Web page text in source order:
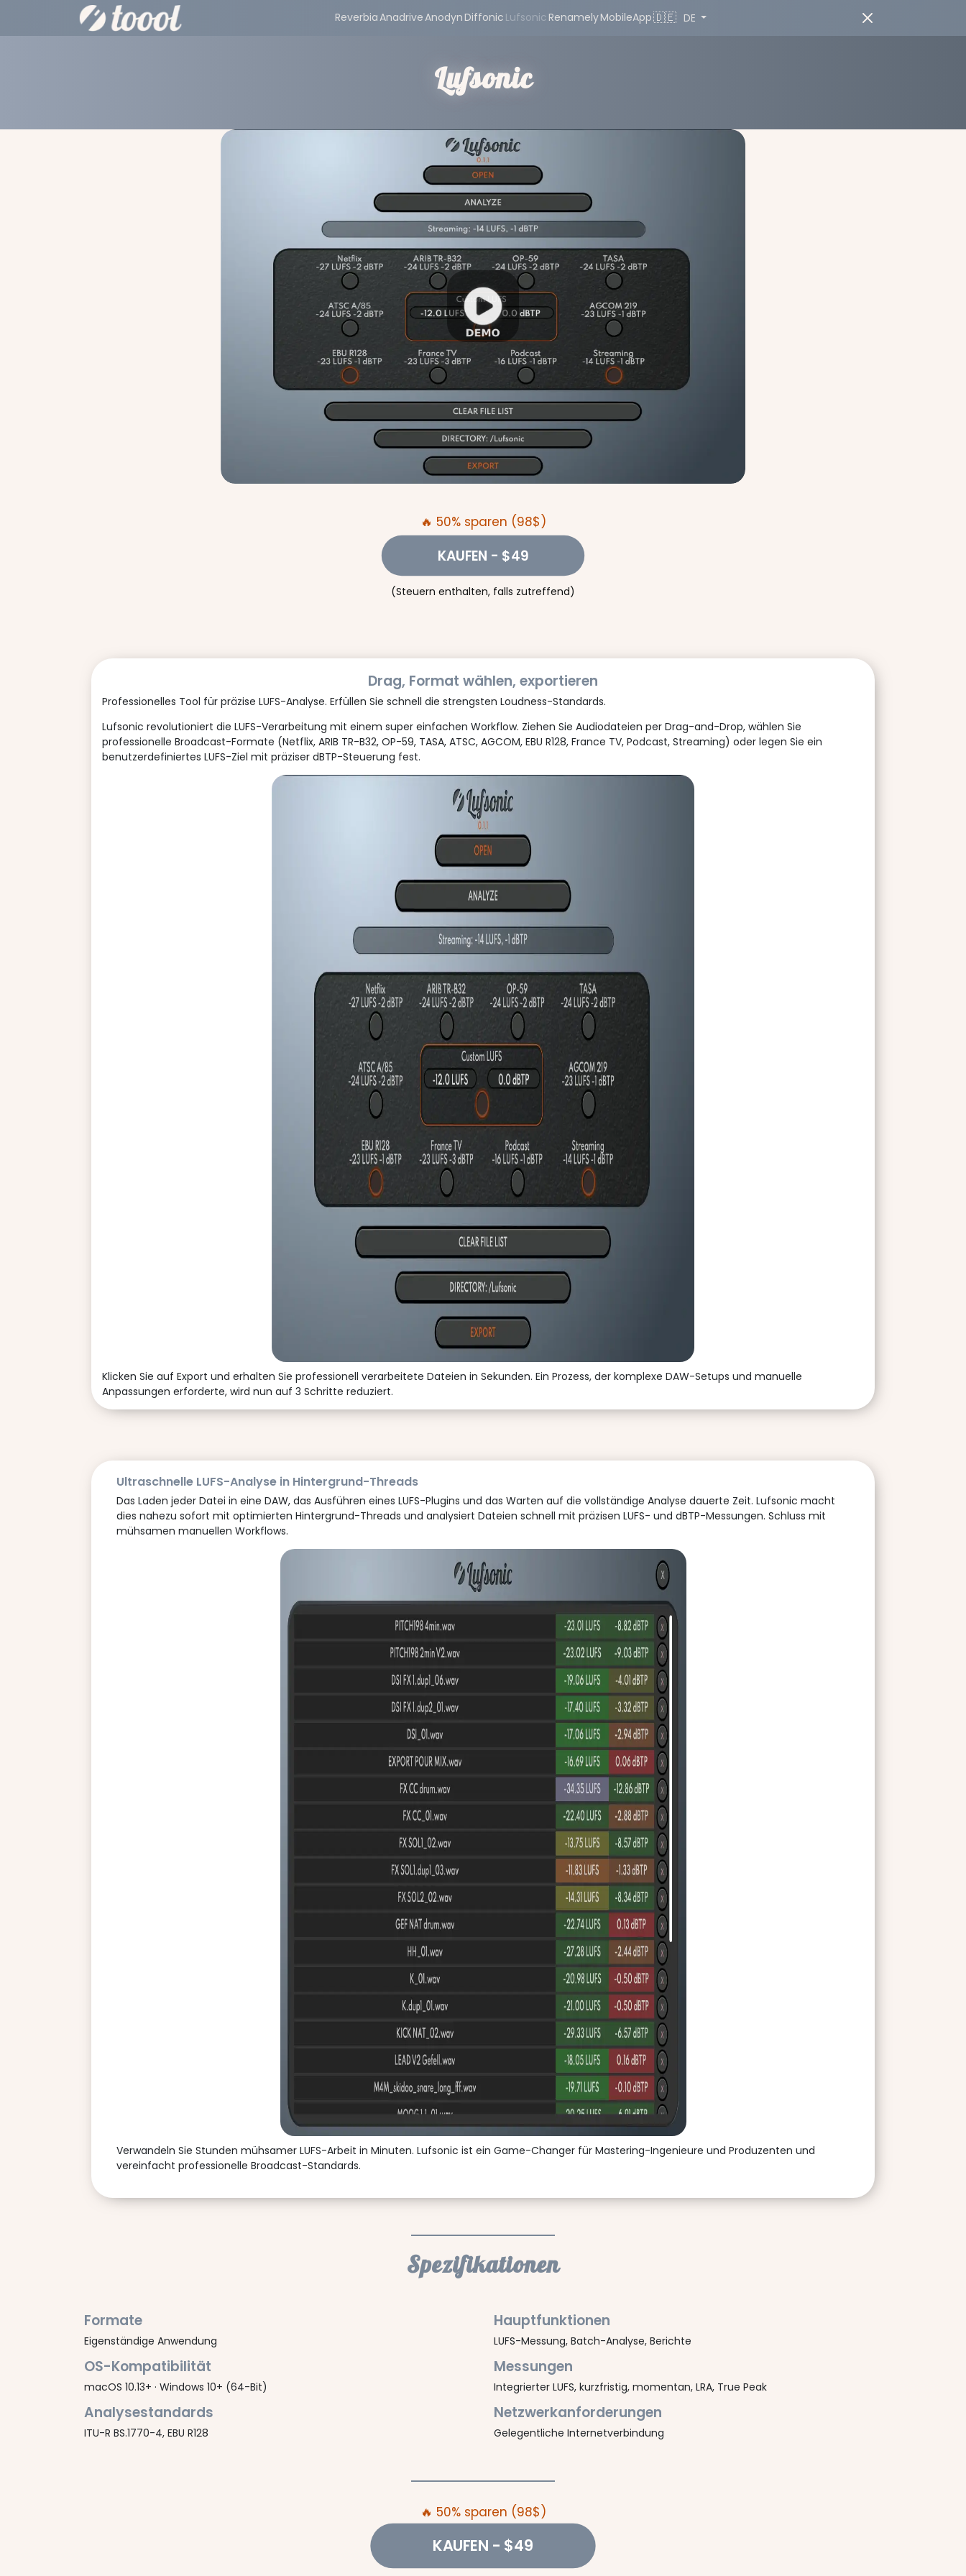
ReverbiaAnadriveAnodynDiffonic Lufsonic RenamelyMobileApp🇩🇪 DE
Lufsonic
🔥 50% sparen (98$)
KAUFEN - $49
(Steuern enthalten, falls zutreffend)
Drag, Format wählen, exportieren
Professionelles Tool für präzise LUFS-Analyse. Erfüllen Sie schnell die strengsten Loudness-Standards.
Lufsonic revolutioniert die LUFS-Verarbeitung mit einem super einfachen Workflow. Ziehen Sie Audiodateien per Drag-and-Drop, wählen Sie
professionelle Broadcast-Formate (Netflix, ARIB TR-B32, OP-59, TASA, ATSC, AGCOM, EBU R128, France TV, Podcast, Streaming) oder legen Sie ein
benutzerdefiniertes LUFS-Ziel mit präziser dBTP-Steuerung fest.
Klicken Sie auf Export und erhalten Sie professionell verarbeitete Dateien in Sekunden. Ein Prozess, der komplexe DAW-Setups und manuelle
Anpassungen erforderte, wird nun auf 3 Schritte reduziert.
Ultraschnelle LUFS-Analyse in Hintergrund-Threads
Das Laden jeder Datei in eine DAW, das Ausführen eines LUFS-Plugins und das Warten auf die vollständige Analyse dauerte Zeit. Lufsonic macht
dies nahezu sofort mit optimierten Hintergrund-Threads und analysiert Dateien schnell mit präzisen LUFS- und dBTP-Messungen. Schluss mit
mühsamen manuellen Workflows.
Verwandeln Sie Stunden mühsamer LUFS-Arbeit in Minuten. Lufsonic ist ein Game-Changer für Mastering-Ingenieure und Produzenten und
vereinfacht professionelle Broadcast-Standards.
Spezifikationen
Formate
Eigenständige Anwendung
OS-Kompatibilität
macOS 10.13+ · Windows 10+ (64-Bit)
Analysestandards
ITU-R BS.1770-4, EBU R128
Hauptfunktionen
LUFS-Messung, Batch-Analyse, Berichte
Messungen
Integrierter LUFS, kurzfristig, momentan, LRA, True Peak
Netzwerkanforderungen
Gelegentliche Internetverbindung
🔥 50% sparen (98$)
KAUFEN - $49